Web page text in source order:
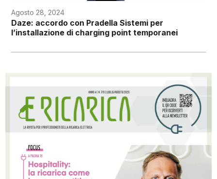
Agosto 28, 2024
Daze: accordo con Pradella Sistemi per
l’installazione di charging point temporanei